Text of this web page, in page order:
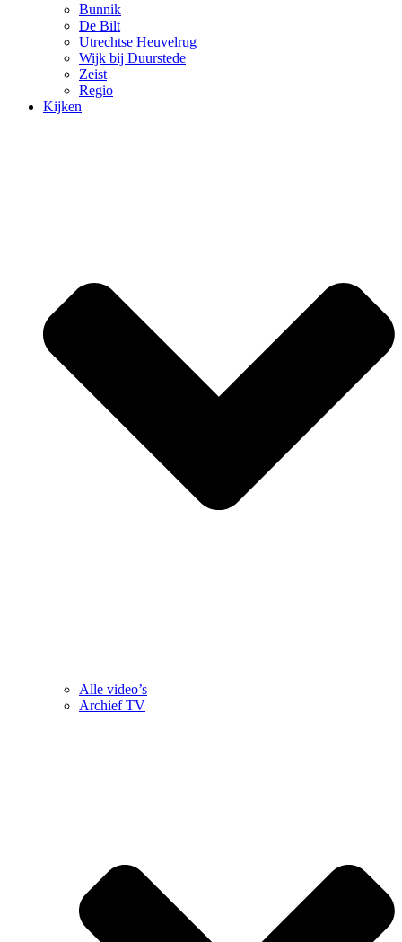
Bunnik
De Bilt
Utrechtse Heuvelrug
Wijk bij Duurstede
Zeist
Regio
Kijken
Alle video’s
Archief TV